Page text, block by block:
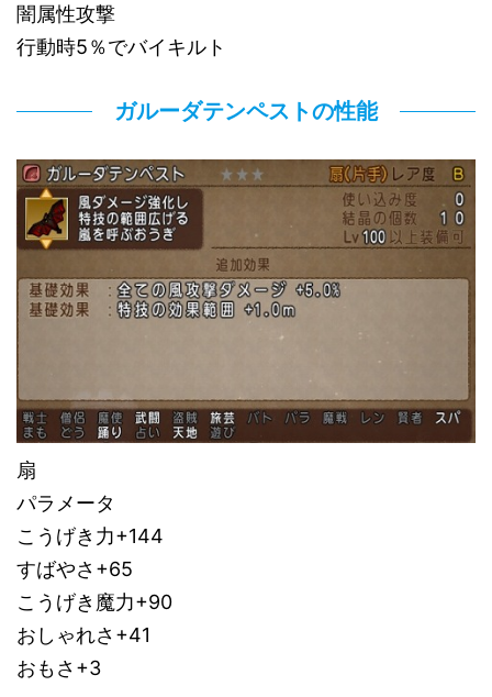
闇属性攻撃
行動時5％でバイキルト
ガルーダテンペストの性能
扇
パラメータ
こうげき力+144
すばやさ+65
こうげき魔力+90
おしゃれさ+41
おもさ+3